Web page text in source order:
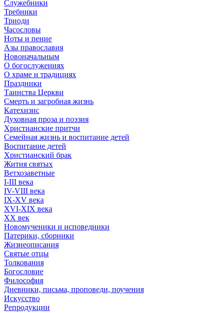
Служебники
Требники
Триоди
Часословы
Ноты и пение
Азы православия
Новоначальным
О богослужениях
О храме и традициях
Праздники
Таинства Церкви
Смерть и загробная жизнь
Катехизис
Духовная проза и поэзия
Христианские притчи
Семейная жизнь и воспитание детей
Воспитание детей
Христианский брак
Жития святых
Ветхозаветные
I-III века
IV-VIII века
IX-XV века
XVI-XIX века
XX век
Новомученики и исповедники
Патерики, сборники
Жизнеописания
Святые отцы
Толкования
Богословие
Философия
Дневники, письма, проповеди, поучения
Искусство
Репродукции